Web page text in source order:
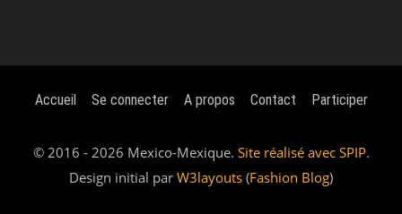
Accueil Se connecter A propos Contact Participer
© 2016 - 2026 Mexico-Mexique. Site réalisé avec SPIP.
Design initial par W3layouts (Fashion Blog)